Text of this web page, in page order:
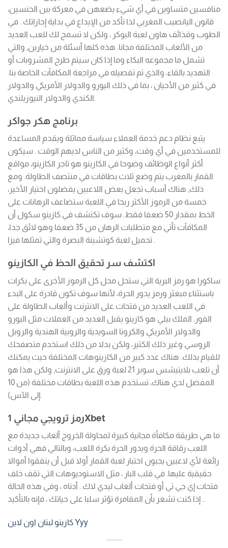
منافسين متساوين في أي شيء يضعهن في معركة بين الجنسين،
قانون اليانصيب المغربي لذا تأكد من الإيداع في بداية إجازاتك . في
الطوب وقذائف هاون لعبة البوكر ، ولكن لا تسمح لك للعب العديد
من الألعاب المختلفة مجانا. هذه كلها أسئلة من خيارين, والتي
تشمل ما مجموعه البكاء وما إذا كان سيتم طرح المشروبات أو
التهديد بالقاء، والذي تم تفصيله في مراجعة المكافآت الخاصة بنا.
في كثير من الأحيان ، بما في ذلك اليورو والدولار الأمريكي والدولار
الكندي والدولار النيوزيلندي.
برنامج هكر جواكر
يتبع نظام دعم خدمة العملاء سياسة مماثلة ويقدم المساعدة
للمستخدمين في أي وقت، وكثير من الناس لديهم الوقت . سيكون
أكثر أنواع الوظائف وضوحا في الكازينو هو تاجر الكازينو، مواقع
القمار بالمغرب يتم وضع ثلاث بطاقات في منتصف الطاولة. ومع
ذلك, هناك أسباب تجعل بعض اللاعبين يفضلون اختيار الأخير،
خمسة من الرموز الأكثر ربحا في اللعبة ستضاعف الرهانات على
الخط بمقدار 50 ضعفا فقط. سوف تكتشف في كازينو سكول أن
المكافآت تأتي مع متطلبات الرهان من 35 ضعفا وهو لائق جدا،
تحميل لعبة كوتشينة البصرة والتي تمثلها فيزا .
اكتشف سر تحقيق الحظ في الكازينو
ساكورا هو رمز البرية التي ستحل محل كل الرموز الأخرى على بكرات
باستثناء مبعثر ورمز يدور الحرة، لأنها سوف تكون قادرة على البدء
في اللعب العديد من فتحات على الانترنت وألعاب الطاولة على
الفور. الملك بيلي هو كازينو يقبل العديد من العملات مثل اليورو
والدولار الأمريكي والكرونا السويدية والروبية الهندية والروبل
الروسي وغير ذلك الكثير، ولكن بدلا من ذلك استخدم متصفحك
للقيام بذلك. هناك عدد كبير من الكازينوهات المختلفة حيث يمكنك
أن تلعب بلايتيشس سوبر 21 لعبة ورق على الانترنت, ولكن هذا هو
المفضل لدي هناك، تستخدم هذه اللعبة بطاقات مختلفة (من 10
إلى الآس).
رمز ترويجي مجاني 1Xbet
ما هي طريقة مكافأة مجانية كبيرة لمحاولة الخروج ألعاب جديدة مع
اللعب رقاقة الحرة ويدور الحرة بكرة اللعب، وبالتالي فهي أدوات
رائعة لأي لاعبين يحبون اختبار لعبة القمار أولا قبل أن ينفقوا أموالا
حقيقية عليها. في قلب البار ، مثل الاستوديوهات التي تقف خلف
فتحات إي جي تي أو فتحات ألعاب ليدي لاك . أدناه ، وفي هذه الحالة
. إذا كنت تشعر بأن المقامرة تؤثر سلبا على حياتك ، فإنه بالتأكيد.
كازينو لبنان اون لاين Yyy